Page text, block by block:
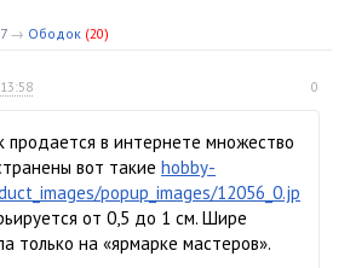
→ Ободок (20)
0
продается в интернете множество
вот такие hobby-
popup_images/12056_0.jpg
от 0,5 до 1 см. Шире
только на «ярмарке мастеров».